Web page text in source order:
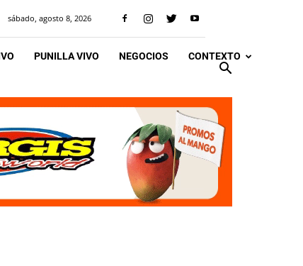
sábado, agosto 8, 2026
PUNILLA VIVO NEGOCIOS CONTEXTO